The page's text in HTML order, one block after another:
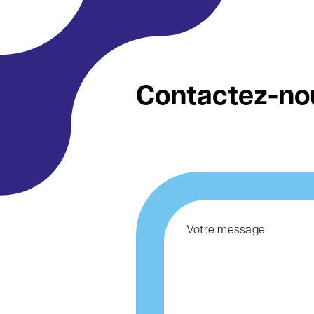
Contactez-